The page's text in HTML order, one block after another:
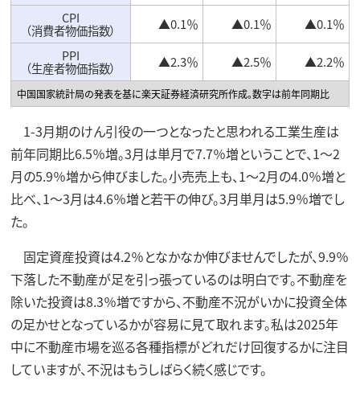
CPI
（消費者物価指数） ▲0.1％ ▲0.1％
▲0.1％
PPI
（生産者物価指数） ▲2.3％ ▲2.5％ ▲2.2％
中国国家統計局の発表を基に楽天証券経済研究所作成。数字は前年同期比
1-3月期のけん引役の一つとなったと思われる工業生産は
前年同期比6.5％増。3月は単月で7.7％増ということで、1～2
月の5.9％増から伸びました。小売売上も、1～2月の4.0％増と
比べ、1～3月は4.6％増と若干の伸び。3月単月は5.9％増でし
た。
固定資産投資は4.2％となかなか伸びませんでしたが、9.9％
下落した不動産が足を引っ張っているのは明白です。不動産を
除いた投資は8.3％増ですから、不動産不況がいかに投資全体
の足かせとなっているかが容易に見て取れます。私は2025年
中に不動産市場を巡る各種指標がどれだけ回復するかに注目
していますが、不況はもうしばらく続く感じです。